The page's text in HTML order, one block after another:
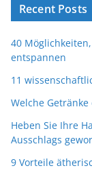
Recent Posts
40
entspannen
11
Welche
Heben Sie Ihre
Ausschlags
9 Vorteile